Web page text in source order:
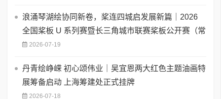
浪涌琴湖绘协同新卷，桨连四城启发展新篇｜2026
全国桨板 U 系列赛暨长三角城市联赛桨板公开赛（常
2026-07-19
丹青绘峥嵘 初心颂伟业｜吴宜恩两大红色主题油画特
展筹备启动 上海筹建处正式挂牌
2026-07-18